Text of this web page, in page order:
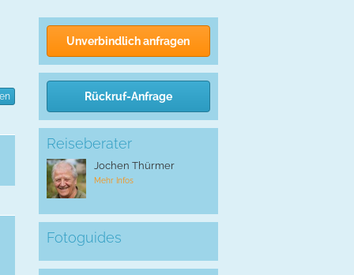
Unverbindlich anfragen
Rückruf-Anfrage
Reiseberater
Jochen Thürmer
Mehr Infos
Fotoguides